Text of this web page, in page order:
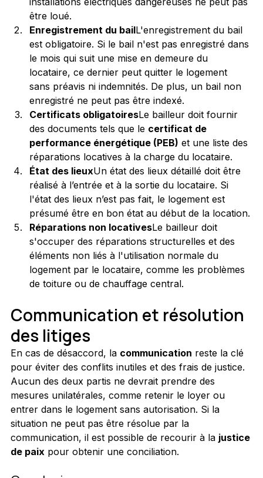
être loué.
Enregistrement du bailL'enregistrement du bail
est obligatoire. Si le bail n'est pas enregistré dans
le mois qui suit une mise en demeure du
locataire, ce dernier peut quitter le logement
sans préavis ni indemnités. De plus, un bail non
enregistré ne peut pas être indexé.
Certificats obligatoiresLe bailleur doit fournir
des documents tels que le certificat de
performance énergétique (PEB) et une liste des
réparations locatives à la charge du locataire.
État des lieuxUn état des lieux détaillé doit être
réalisé à l’entrée et à la sortie du locataire. Si
l'état des lieux n’est pas fait, le logement est
présumé être en bon état au début de la location.
Réparations non locativesLe bailleur doit
s'occuper des réparations structurelles et des
éléments non liés à l'utilisation normale du
logement par le locataire, comme les problèmes
de toiture ou de chauffage central.
Communication et résolution
des litiges
En cas de désaccord, la communication reste la clé
pour éviter des conflits inutiles et des frais de justice.
Aucun des deux partis ne devrait prendre des
mesures unilatérales, comme retenir le loyer ou
entrer dans le logement sans autorisation. Si la
situation ne peut pas être résolue par la
communication, il est possible de recourir à la justice
de paix pour obtenir une conciliation.